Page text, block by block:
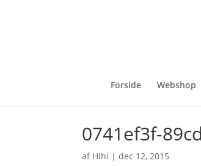
Forside Webshop
0741ef3f-
af Hihi |dec 12, 2015